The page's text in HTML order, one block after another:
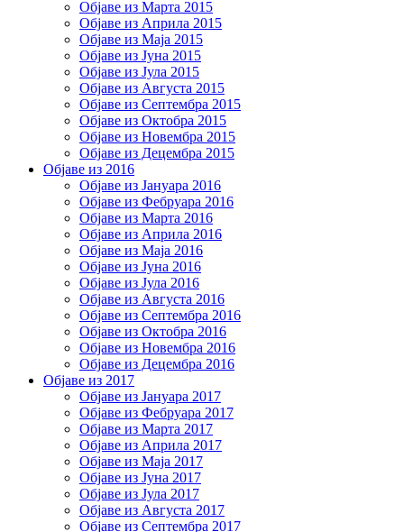
Објаве из Марта 2015
Објаве из Априла 2015
Објаве из Маја 2015
Објаве из Јуна 2015
Објаве из Јула 2015
Објаве из Августа 2015
Објаве из Септембра 2015
Објаве из Октобра 2015
Објаве из Новембра 2015
Објаве из Децембра 2015
Објаве из 2016
Објаве из Јануара 2016
Објаве из Фебруара 2016
Објаве из Марта 2016
Објаве из Априла 2016
Објаве из Маја 2016
Објаве из Јуна 2016
Објаве из Јула 2016
Објаве из Августа 2016
Објаве из Септембра 2016
Објаве из Октобра 2016
Објаве из Новембра 2016
Објаве из Децембра 2016
Објаве из 2017
Објаве из Јануара 2017
Објаве из Фебруара 2017
Објаве из Марта 2017
Објаве из Априла 2017
Објаве из Маја 2017
Објаве из Јуна 2017
Објаве из Јула 2017
Објаве из Августа 2017
Објаве из Септембра 2017